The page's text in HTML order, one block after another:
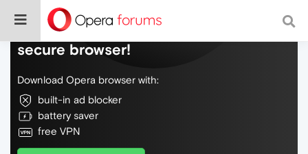
Do more on the web, with a fast and
secure browser!
Download Opera browser with:
built-in ad blocker
battery saver
free VPN